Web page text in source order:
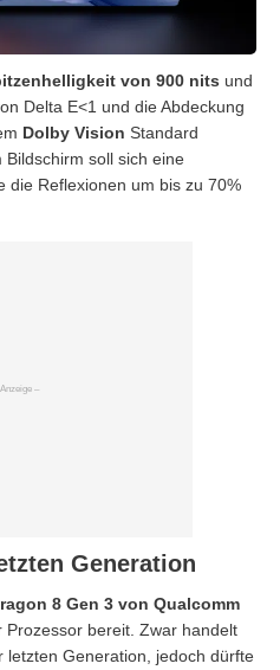
von 900 nits und
Delta E<1 und die Abdeckung
Dolby Vision Standard
Bildschirm soll sich eine
die Reflexionen um bis zu 70%
Generation
8 Gen 3 von Qualcomm
bereit. Zwar handelt
letzten Generation, jedoch dürfte